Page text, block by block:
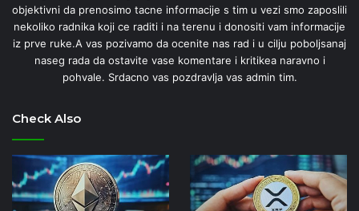
objektivni da prenosimo tacne informacije s tim u vezi smo zaposlili
nekoliko radnika koji ce raditi i na terenu i donositi vam informacije
iz prve ruke.A vas pozivamo da ocenite nas rad i u cilju poboljsanaj
naseg rada da ostavite vase komentare i kritikea naravno i
pohvale. Srdacno vas pozdravlja vas admin tim.
Check Also